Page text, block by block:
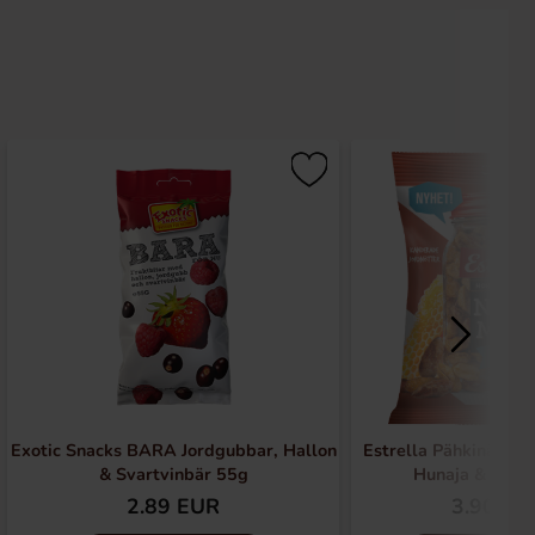
Exotic Snacks BARA Jordgubbar, Hallon
& Svartvinbär 55g
2.89 EUR
Estrella
Hunaja &